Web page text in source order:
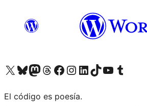
Visita nuestra cuenta de X (anteriormente Twitter)
Visita nuestra cuenta de Bluesky
Visita nuestra cuenta de Mastodon
Visita nuestra cuenta de Threads
Visita nuestra página de Facebook
Visita nuestra cuenta de Instagram
Visita nuestra cuenta de LinkedIn
Visita nuestra cuenta de TikTok
Visita nuestro canal de YouTube
Visita nuestra cuenta de Tumblr
El código es poesía.